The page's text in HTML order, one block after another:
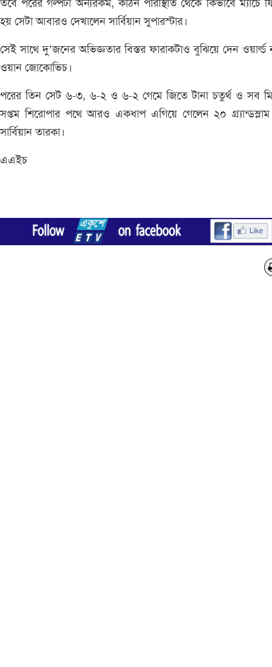
তবে পরের গল্পটা অন্যরকম, কঠিন পরিস্থিতি থেকে কিভাবে ম্যাচে
হয় সেটা আবারও দেখালেন সার্বিয়ান সুপারস্টার।
সেই সাথে দু’জনের অভিজ্ঞতার বিস্তর ফারাকটাও বুঝিয়ে দেন ওয়ার্ল্ড
ওয়ান জোকোভিচ।
পরের তিন সেট ৬-৩, ৬-২ ও ৬-২ গেমে জিতে টানা চতুর্থ ও সব
সপ্তম শিরোপার পথে আরও একধাপ এগিয়ে গেলেন ২০
সার্বিয়ান তারকা।
এএইচ